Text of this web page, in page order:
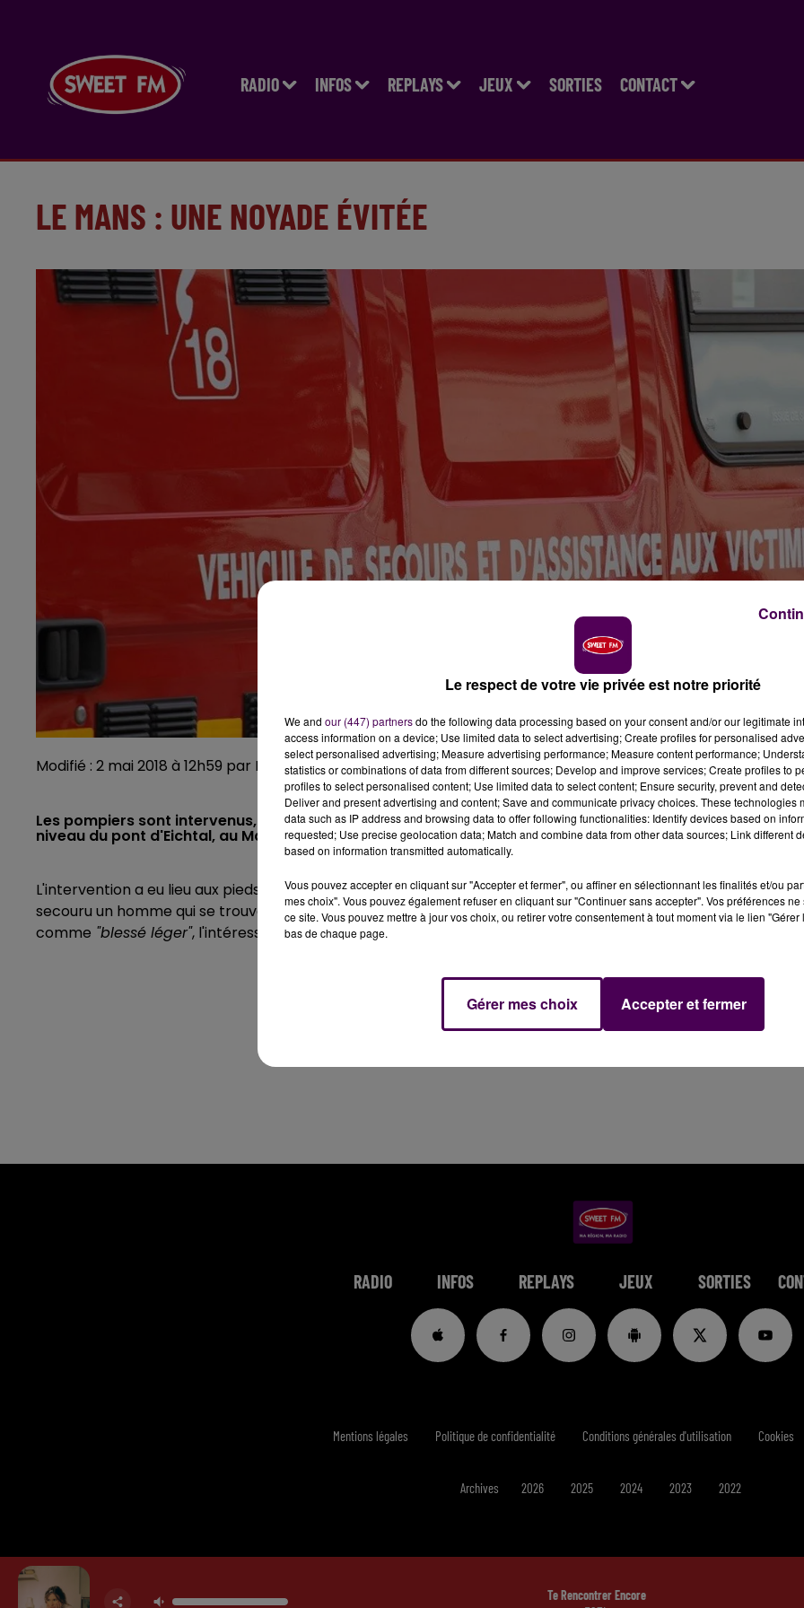
RADIO INFOS REPLAYS JEUX SORTIES CONTACT
LE MANS : UNE NOYADE ÉVITÉE
Modifié : 2 mai 2018 à 12h59 par Emilien Borderie
Les pompiers sont intervenus, ce mardi 1er mai, pour secourir une personne dans les eaux de la Sarthe
niveau du pont d'Eichtal, au Mans.
L'intervention a eu lieu aux pieds de l'île aux Planches, au Mans, ce mardi 1er mai vers 21h30 : les pompiers ont
secouru un homme qui se trouvait
"semi-immergé"dans les eaux de la Sarthe, sous le pont d'Eichtal.
comme "blessé léger", l'intéressé a été évacué jusqu'au centre hospitalier.
RADIO INFOS REPLAYS JEUX SORTIES
Te Rencontrer Encore
Mentions légales Politique de confidentialité Conditions générales d'utilisation Cookies
Archives 2026 2025 2024 2023 2022
Le respect de votre vie privée est notre priorité
We and our (447) partnersdo the following data processing based on your consent and/or our legitimate
access information on a device; Use limited data to select advertising; Create profiles for personalised
select personalised advertising; Measure advertising performance; Measure content performance;
statistics or combinations of data from different sources; Develop and improve services; Create profiles to
profiles to select personalised content; Use limited data to select content; Ensure security, prevent and
Deliver and present advertising and content; Save and communicate privacy choices. These technologies
data such as IP address and browsing data to offer following functionalities: Identify devices based on
requested; Use precise geolocation data; Match and combine data from other data sources; Link different
based on information transmitted automatically.
Vous pouvez accepter en cliquant sur "Accepter et fermer", ou affiner en sélectionnant les finalités et/ou
mes choix". Vous pouvez également refuser en cliquant sur "Continuer sans accepter". Vos préférences
ce site. Vous pouvez mettre à jour vos choix, ou retirer votre consentement à tout moment via le lien
bas de chaque page.
Gérer mes choix Accepter et fermer